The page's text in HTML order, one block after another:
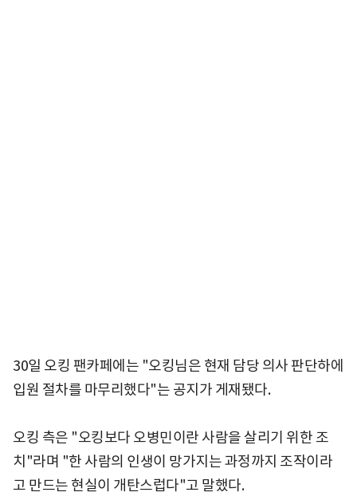
30일 오킹 팬카페에는 "오킹님은 현재 담당 의사 판단하에
입원 절차를 마무리했다"는 공지가 게재됐다.
오킹 측은 "오킹보다 오병민이란 사람을 살리기 위한 조
치"라며 "한 사람의 인생이 망가지는 과정까지 조작이라
고 만드는 현실이 개탄스럽다"고 말했다.